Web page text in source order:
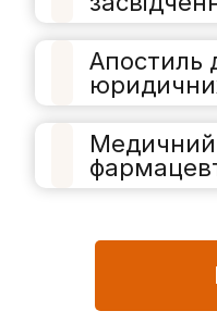
Апостиль
Медичний